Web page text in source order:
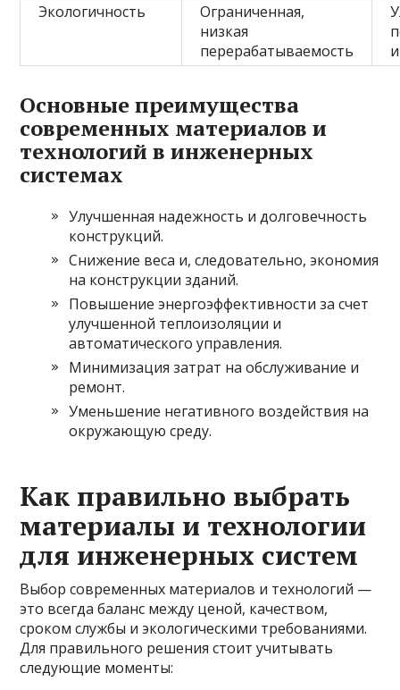
Экологичность
Ограниченная,
низкая
перерабатываемость
Основные преимущества
современных материалов и
технологий в инженерных
системах
Улучшенная надежность и долговечность
конструкций.
Снижение веса и, следовательно, экономия
на конструкции зданий.
Повышение энергоэффективности за счет
улучшенной теплоизоляции и
автоматического управления.
Минимизация затрат на обслуживание и
ремонт.
Уменьшение негативного воздействия на
окружающую среду.
Как правильно выбрать
материалы и технологии
для инженерных систем
Выбор современных материалов и технологий —
это всегда баланс между ценой, качеством,
сроком службы и экологическими требованиями.
Для правильного решения стоит учитывать
следующие моменты: